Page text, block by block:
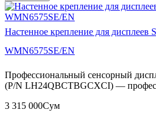
Настенное крепление для дисплеев
WMN6575SE/EN
Профессиональный сенсорный
(P/N LH24QBCTBGCXCI) —
3 315 000Сум